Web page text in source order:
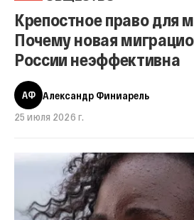
Крепостное право для
Почему новая
России неэффективна
АФ
Александр Финиарель
25 июля 2026 г.